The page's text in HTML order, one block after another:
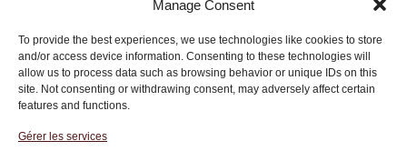
Manage Consent
To provide the best experiences, we use technologies like cookies to store
and/or access device information. Consenting to these technologies will
allow us to process data such as browsing behavior or unique IDs on this
site. Not consenting or withdrawing consent, may adversely affect certain
features and functions.
Gérer les servicesInstitut des Libertés